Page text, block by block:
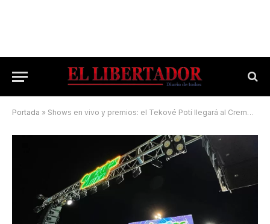
Portada » Shows en vivo y premios: el Tekové Potí llegará al Cremonte